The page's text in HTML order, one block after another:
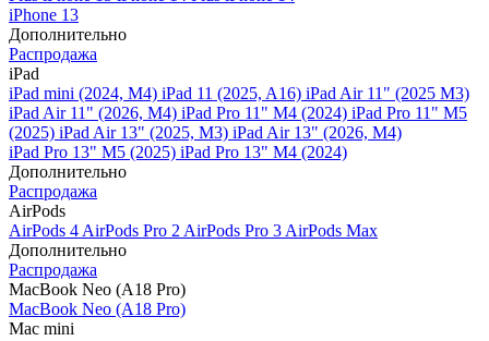
iPhone 13
Дополнительно
Распродажа
iPad
iPad mini (2024, M4) iPad 11 (2025, A16) iPad Air 11" (2025 M3)
iPad Air 11" (2026, M4) iPad Pro 11" M4 (2024) iPad Pro 11" M5
(2025) iPad Air 13" (2025, M3) iPad Air 13" (2026, M4)
iPad Pro 13" M5 (2025) iPad Pro 13" M4 (2024)
Дополнительно
Распродажа
AirPods
AirPods 4 AirPods Pro 2 AirPods Pro 3 AirPods Max
Дополнительно
Распродажа
MacBook Neo (A18 Pro)
MacBook Neo (A18 Pro)
Mac mini